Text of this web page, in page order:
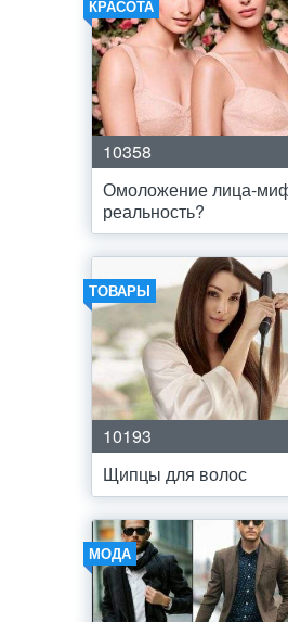
КРАСОТА
10358
Омоложение лица-
реальность?
ТОВАРЫ
10193
Щипцы для волос
МОДА